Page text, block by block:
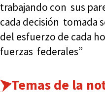
trabajando con sus
cada decisión tomada
del esfuerzo de cada
fuerzas federales”
Temas de la